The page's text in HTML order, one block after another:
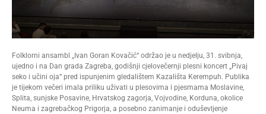
Folklorni ansambl „Ivan Goran Kovačić“ održao je u nedjelju, 31. svibnja,
ujedno i na Dan grada Zagreba, godišnji cjelovečernji plesni koncert „Pivaj
seko i učini oja“ pred ispunjenim gledalištem Kazališta Kerempuh. Publika
je tijekom večeri imala priliku uživati u plesovima i pjesmama Moslavine,
Splita, sunjske Posavine, Hrvatskog zagorja, Vojvodine, Korduna, okolice
Neuma i zagrebačkog Prigorja, a posebno zanimanje i oduševljenje